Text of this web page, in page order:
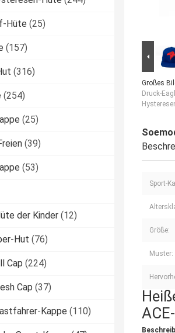
Hüte (25)
(157)
(316)
(254)
(25)
(39)
(53)
der Kinder (12)
Hut (76)
Cap (224)
Cap (37)
Kappe (110)
Großes
Druck-
Sport-
Größe:
Muster: